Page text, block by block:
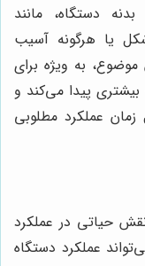
دستگاه، مانند
یا هرگونه آسیب
به ویژه برای
بیشتری پیدا می‌کند و
عملکرد مطلوبی
حیاتی در عملکرد
عملکرد دستگاه